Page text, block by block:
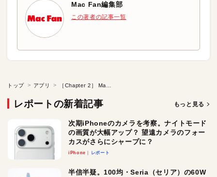
Mac Fan編集部
この著者の記事一覧
トップ アプリ ［Chapter 2］ Mac Fan読者のホンネ●Macソフトの「定番」と「新定番」?
レポートの新着記事 もっと見る
次期iPhoneのカメラを考察。ナイトモード
の画質が大幅アップ？ 望遠カメラのフォー
カスがさらにシャープに？
iPhone レポート
半信半疑。100均・Seria（セリア）の60W